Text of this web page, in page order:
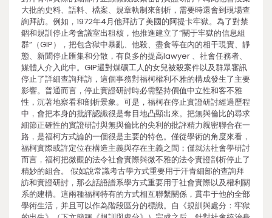
大批的史料、語料、檔案、規章軌制來剖析，需要時還會到現場查
詢拜訪。例如，1972年4月他拜訪了美國的阿提卡牢獄。為了對禁
錮和規訓停止考會議室出租核，他推進建立了“關于牢獄的信息組
群”（GIP），把包含獄中暴亂、他殺、盡食等在內的相干現實、靜
態、新聞停止匯集和分散，有良多的提高lawyer 、社會任務者、
媒體人介入此中。GIP還對煤礦工人的女兒被殺案件以及群眾審訊
停止了詳細查詢拜訪，這個事務對福柯權利不雅的構成發生了主要
影響。普通而言，停止實證研討時必需堅持價值中立性和客不雅
性，沉著地察看和剖析景象。可是，福柯在停止實證研討經過歷程
中，會把本身的批評認識很是奪目地凸顯出來。把無與倫比的尋求
細節正確性的實證研討與無與倫比的尖利的批評精力親密聯合在一
路，是福柯方式論的一個很是主要的特色。僅從學術的角度來看，
福柯實際或許定位在構造主義與存在主義之間；僅就法社會學研討
而言，福柯把微觀的法令社會實際與微不雅的法令實證剖析停止了
精妙的組合。 假如說常識考古學方式重要用于汗青細部的查詢拜
訪和實證研討，那么話語譜系學方式重要用于社會實際以及權利關
系的建構。這兩種福柯特有的方式相互聯繫關係，貫串于他的全部
學術生活，并且可以作為階段區分的標識。自《規訓與處分：牢獄